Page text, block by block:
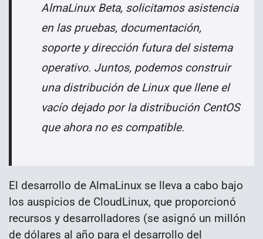
AlmaLinux Beta, solicitamos asistencia
en las pruebas, documentación,
soporte y dirección futura del sistema
operativo. Juntos, podemos construir
una distribución de Linux que llene el
vacío dejado por la distribución CentOS
que ahora no es compatible.
El desarrollo de AlmaLinux se lleva a cabo bajo
los auspicios de CloudLinux, que proporcionó
recursos y desarrolladores (se asignó un millón
de dólares al año para el desarrollo del